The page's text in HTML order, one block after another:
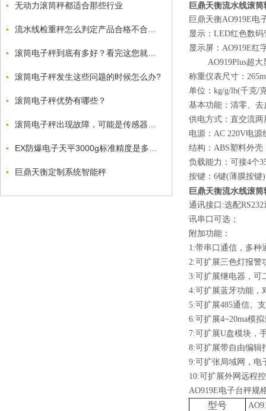
无动力滚筒秤都适合那些行业
滚筒电子秤发生这些问题的时候怎么办?
滚筒电子秤优势有哪些？
巨鼎天衡定制系统智能秤
巨鼎天衡流水线滚
巨鼎天衡AO919E电
显示：LED红色数
显示屏：AO919E红
AO919Plus超大显
称重仪表尺寸：
单位：kg/g/lb(千克/
基本功能：清零、
供电方式：直交流两
电源：AC 220V电
结构：ABS塑料外壳
负载能力：可接4个
按键：6键(薄膜按键
巨鼎天衡流水线滚
通讯接口:选配
讯串口可选；
附加功能：
1:带串口通信，多种
2:可扩展三色灯报警
3:可扩展继电器，可
4:可扩展蓝牙功能，
5:可扩展485通信。
6:可扩展4~20ma模
7:可扩展U盘模块，
8:可扩展带自由编辑
9:可扩张局域网，电
10:可扩展外网远程
AO919E电子台秤规
型号